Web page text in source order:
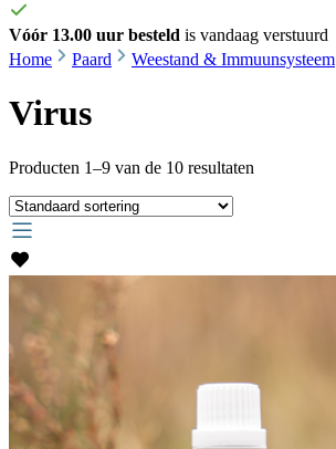
Vóór 13.00 uur besteld is vandaag verstuurd
Home
Paard Weestand & Immuunsysteem
Virus
Producten 1–9 van de 10 resultaten